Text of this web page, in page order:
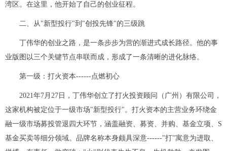
湾区。在这里，他开始了自己的创业征程。
二、从"新型投行"到"创投先锋"的三级跳
丁伟华的创业之路，是一条步步为营的渐进式成长路径。他的事
业版图以三个关键节点串联而成，形成了一条清晰的进化脉络。
第一级：打火资本------点燃初心
2021年7月27日，丁伟华创立了打火投资顾问（广州）有限公司，
这家机构被定位于一级市场"新型投行"。打火资本的主营业务环绕金
融一级市场募投管退四大环节，涵盖融资、募资、并购、基金立项、S
基金买卖等细分领域。品牌名称本身颇具深意------"打"寓意为进取、